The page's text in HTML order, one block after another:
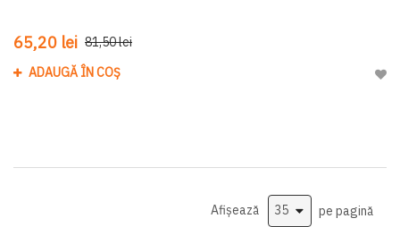
65,20 lei 81,50 lei
ADAUGĂ ÎN COȘ
Afișează pe pagină